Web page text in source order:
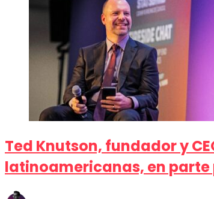
Ted Knutson, fundador y
latinoamericanas, en parte